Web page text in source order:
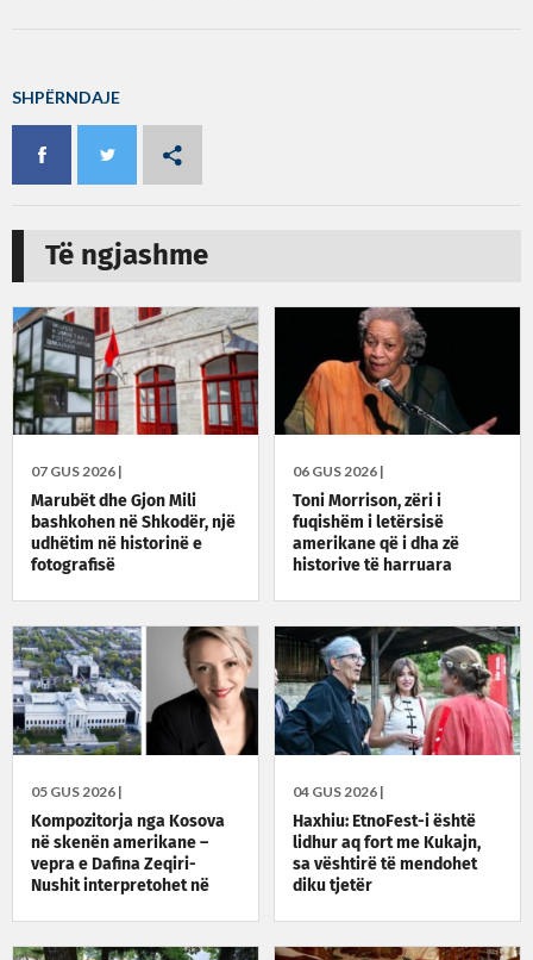
SHPËRNDAJE
Të ngjashme
07 GUS 2026 |
Marubët dhe Gjon Mili
bashkohen në Shkodër, një
udhëtim në historinë e
fotografisë
06 GUS 2026 |
Toni Morrison, zëri i
fuqishëm i letërsisë
amerikane që i dha zë
historive të harruara
05 GUS 2026 |
Kompozitorja nga Kosova
në skenën amerikane –
vepra e Dafina Zeqiri-
Nushit interpretohet në
04 GUS 2026 |
Haxhiu: EtnoFest-i është
lidhur aq fort me Kukajn,
sa vështirë të mendohet
diku tjetër